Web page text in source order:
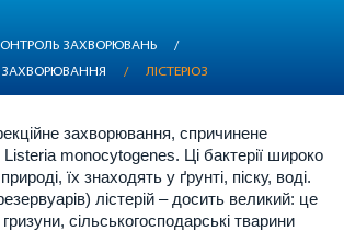
ЗАХВОРЮВАНЬ
/
ЗАХВОРЮВАННЯ
/ ЛІСТЕРІОЗ
захворювання, спричинене
Listeria monocytogenes. Ці бактерії широко
їх знаходять у ґрунті, піску, воді.
лістерій – досить великий: це
сільськогосподарські тварини